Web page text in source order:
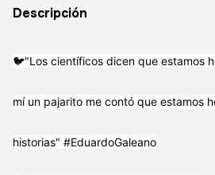
Descripción
🐦"Los científicos dicen que estamos
mí un pajarito me contó que estamos
historias" #EduardoGaleano